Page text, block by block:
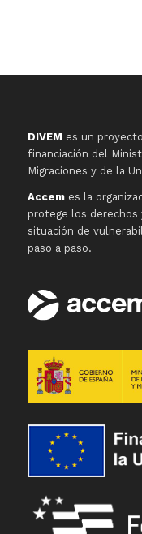
DIVEM es un
financiación del
Migraciones y de la
Accemes la
protege los derechos
situación de
paso a paso.